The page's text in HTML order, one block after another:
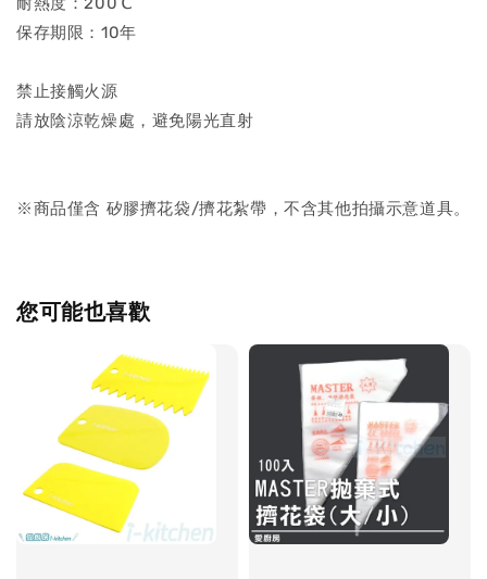
保存期限：10年
禁止接觸火源
請放陰涼乾燥處，避免陽光直射
※商品僅含 矽膠擠花袋/擠花紮帶，不含其他拍攝示意道具。
您可能也喜歡